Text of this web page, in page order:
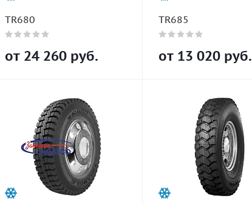
TR680
от 24 260 руб.
TR685
от 13 020 руб.